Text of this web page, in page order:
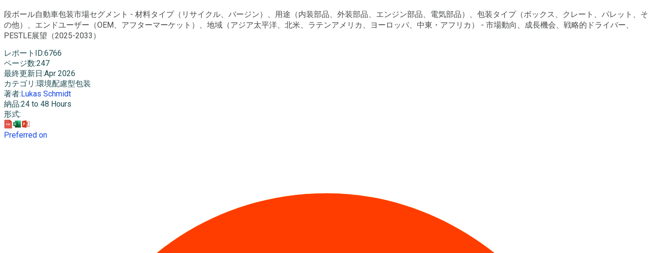
段ボール自動車包装市場セグメント - 材料タイプ（リサイクル、バージン）、用途（内装部品、外装部品、エンジン部品、電気部品）、包装タイプ（ボックス、クレート、パレット、そ
の他）、エンドユーザー（OEM、アフターマーケット）、地域（アジア太平洋、北米、ラテンアメリカ、ヨーロッパ、中東・アフリカ） - 市場動向、成長機会、戦略的ドライバー、
PESTLE展望（2025-2033）
レポートID:6766
ページ数:247
最終更新日 :Apr 2026
カテゴリ :環境配慮型包装
著者: Lukas Schmidt
納品:24 to 48 Hours
形式:
Preferred on